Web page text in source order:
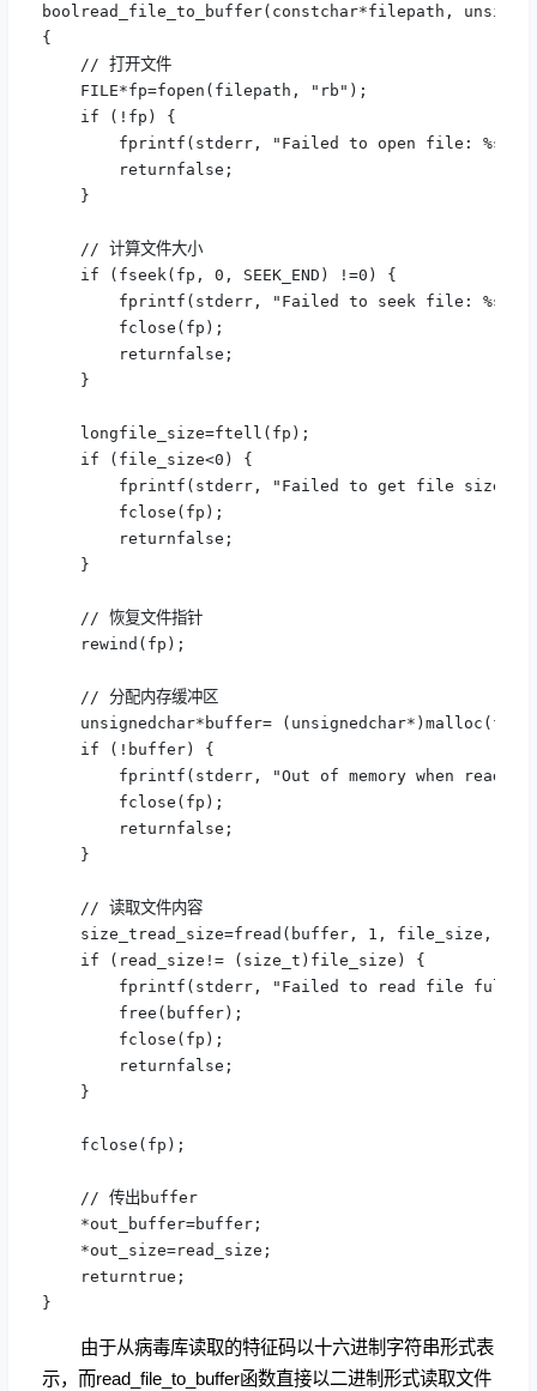
boolread_file_to_buffer(constchar*filepath,
{
// 打开文件
FILE*fp=fopen(filepath, "rb");
if (!fp) {
fprintf(stderr, "Failed to open file:
returnfalse;
}
// 计算文件大小
if (fseek(fp, 0, SEEK_END) !=0) {
fprintf(stderr, "Failed to seek file:
fclose(fp);
returnfalse;
}
longfile_size=ftell(fp);
if (file_size<0) {
fprintf(stderr, "Failed to get file size:
fclose(fp);
returnfalse;
}
// 恢复文件指针
rewind(fp);
// 分配内存缓冲区
unsignedchar*buffer=
if (!buffer) {
fprintf(stderr, "Out of memory when
fclose(fp);
returnfalse;
}
// 读取文件内容
size_tread_size=fread(buffer, 1, file_size,
if (read_size!= (size_t)file_size) {
fprintf(stderr, "Failed to read file fully:
free(buffer);
fclose(fp);
returnfalse;
}
fclose(fp);
// 传出buffer
*out_buffer=buffer;
*out_size=read_size;
returntrue;
}
由于从病毒库读取的特征码以十六进制字符串形式表
示，而read_file_to_buffer函数直接以二进制形式读取文件